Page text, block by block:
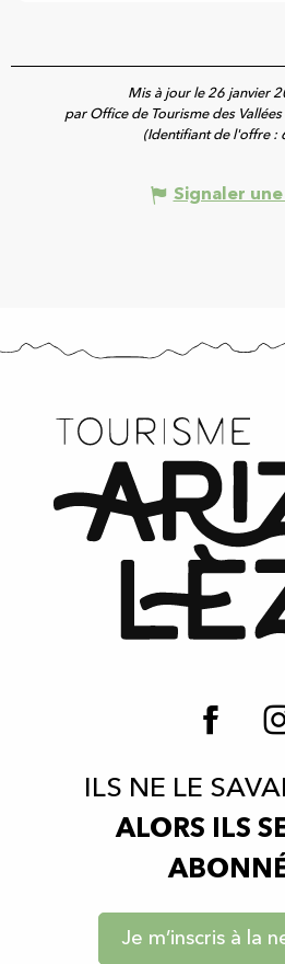
Mis à jour le 26 janvier
par Office de Tourisme des Vallées
(Identifiant de l'offre :
Signaler
ILS NE LE
ALORS ILS
Je m’inscris à la